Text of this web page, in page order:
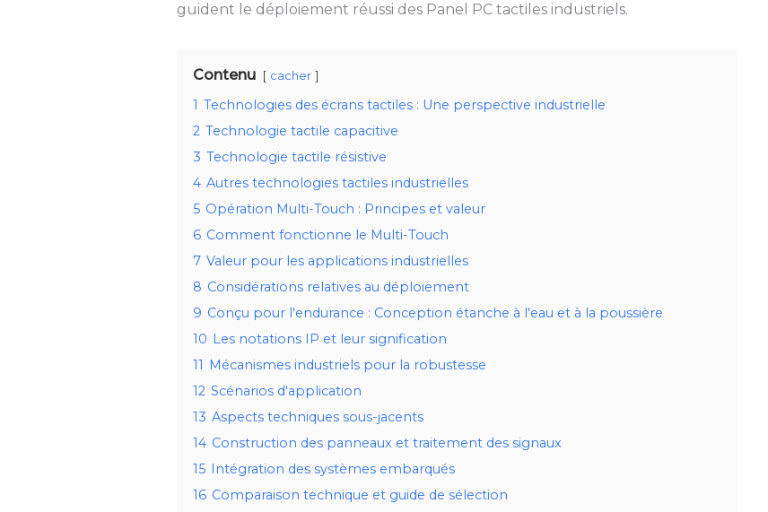
guident le déploiement réussi des Panel PC tactiles industriels.
Contenu cacher
1 Technologies des écrans tactiles : Une perspective industrielle
2 Technologie tactile capacitive
3 Technologie tactile résistive
4 Autres technologies tactiles industrielles
5 Opération Multi-Touch : Principes et valeur
6 Comment fonctionne le Multi-Touch
7 Valeur pour les applications industrielles
8 Considérations relatives au déploiement
9 Conçu pour l'endurance : Conception étanche à l'eau et à la poussière
10 Les notations IP et leur signification
11
Mécanismes industriels pour la robustesse
12 Scénarios d'application
13 Aspects techniques sous-jacents
14 Construction des panneaux et traitement des signaux
15
Intégration des systèmes embarqués
16 Comparaison technique et guide de sélection